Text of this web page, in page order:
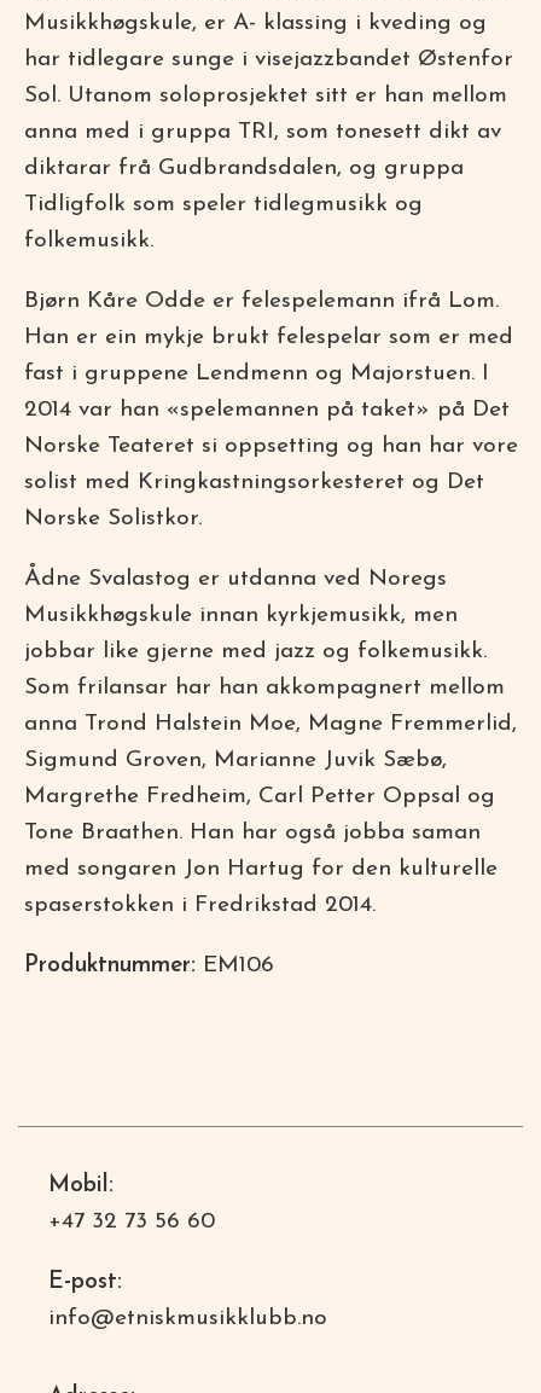
Musikkhøgskule, er A- klassing i kveding og
har tidlegare sunge i visejazzbandet Østenfor
Sol. Utanom soloprosjektet sitt er han mellom
anna med i gruppa TRI, som tonesett dikt av
diktarar frå Gudbrandsdalen, og gruppa
Tidligfolk som speler tidlegmusikk og
folkemusikk.
Bjørn Kåre Odde er felespelemann ifrå Lom.
Han er ein mykje brukt felespelar som er med
fast i gruppene Lendmenn og Majorstuen. I
2014 var han «spelemannen på taket» på Det
Norske Teateret si oppsetting og han har vore
solist med Kringkastningsorkesteret og Det
Norske Solistkor.
Ådne Svalastog er utdanna ved Noregs
Musikkhøgskule innan kyrkjemusikk, men
jobbar like gjerne med jazz og folkemusikk.
Som frilansar har han akkompagnert mellom
anna Trond Halstein Moe, Magne Fremmerlid,
Sigmund Groven, Marianne Juvik Sæbø,
Margrethe Fredheim, Carl Petter Oppsal og
Tone Braathen. Han har også jobba saman
med songaren Jon Hartug for den kulturelle
spaserstokken i Fredrikstad 2014.
Produktnummer: EM106
Mobil:
+47 32 73 56 60
E-post:
info@etniskmusikklubb.no